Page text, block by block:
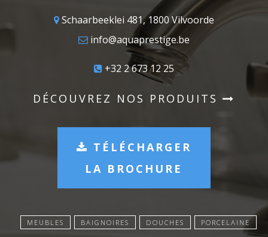
Schaarbeeklei 481, 1800 Vilvoorde
info@aquaprestige.be
+32 2 673 12 25
DÉCOUVREZ NOS PRODUITS
TÉLÉCHARGER
LA BROCHURE
MEUBLES BAIGNOIRES DOUCHES PORCELAINE